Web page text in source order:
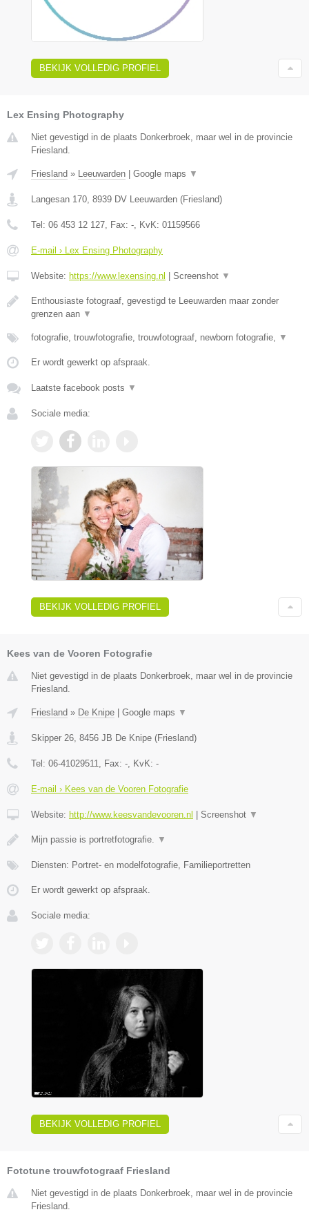
BEKIJK VOLLEDIG PROFIEL
Lex Ensing Photography
Niet gevestigd in de plaats Donkerbroek, maar wel in de provincie
Friesland.
Friesland » Leeuwarden | Google maps ▼
Langesan 170 8939 DV Leeuwarden (Friesland)
Tel: 06 453 12 127 , Fax: - , KvK: 01159566
E-mail › Lex Ensing Photography
Website: https://www.lexensing.nl | Screenshot ▼
Enthousiaste fotograaf, gevestigd te Leeuwarden maar zonder
grenzen aan ▼
fotografie, trouwfotografie, trouwfotograaf, newborn fotografie, ▼
Er wordt gewerkt op afspraak.
Laatste facebook posts ▼
Sociale media:
BEKIJK VOLLEDIG PROFIEL
Kees van de Vooren Fotografie
Niet gevestigd in de plaats Donkerbroek, maar wel in de provincie
Friesland.
Friesland » De Knipe Google maps ▼
Skipper 26, 8456 JB De Knipe (Friesland)
Tel: 06-41029511, Fax: -, KvK: -
E-mail › Kees van de Vooren Fotografie
Website: http://www.keesvandevooren.nl Screenshot ▼
Mijn passie is portretfotografie. ▼
Diensten: Portret- en modelfotografie, Familieportretten
Er wordt gewerkt op afspraak.
Sociale media:
BEKIJK VOLLEDIG PROFIEL
Fototune trouwfotograaf Friesland
Niet gevestigd in de plaats Donkerbroek, maar wel in de provincie
Friesland.